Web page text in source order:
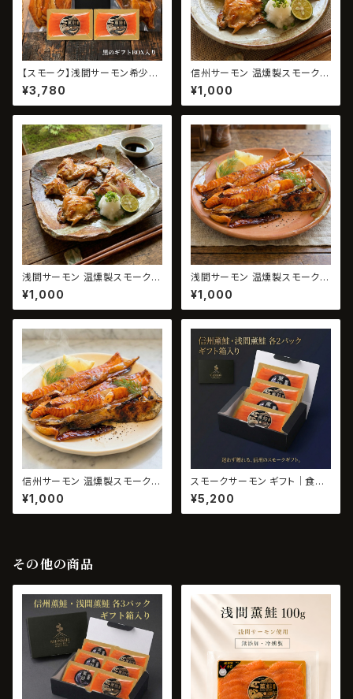
【スモーク】浅間サーモン希少部
位入りセット｜浅間薫鮭 一尾の
旨みセット
¥3,780
信州サーモン 温燻製スモークカ
マ 200g｜無添加・数量限定
¥1,000
浅間サーモン 温燻製スモークカ
マ 200g｜無添加・数量限定
¥1,000
浅間サーモン 温燻製スモークハ
ラス 200g｜無添加・数量限定
¥1,000
信州サーモン 温燻製スモークハ
ラス 200g｜無添加・数量限定
¥1,000
スモークサーモン ギフト｜食べ
比べ4パック（信州・浅間）ギフト
箱入り・無添加
¥5,200
その他の商品